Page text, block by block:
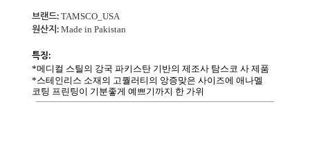
브랜드: TAMSCO_USA
원산지: Made in Pakistan
특징:
*메디컬 스틸의 강국 파키스탄 기반의 제조사 탐스코 사 제품
*스테인리스 소재의 고퀄러티의 앙증맞은 사이즈에 애나멜
코팅 프린팅이 기분좋게 예쁘기까지 한 가위